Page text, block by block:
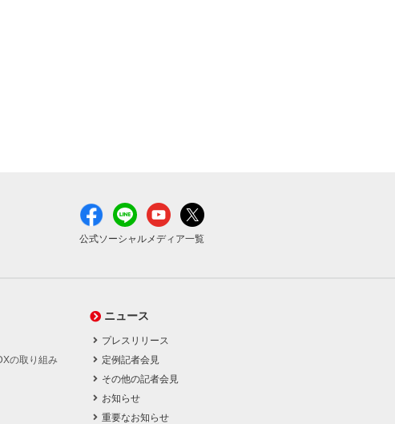
公式ソーシャルメディア一覧
の取り組み
ニュース
プレスリリース
定例記者会見
その他の記者会見
お知らせ
重要なお知らせ